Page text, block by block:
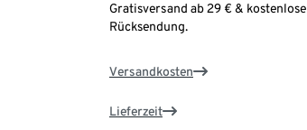
Gratisversand ab 29 € & kostenlose
Rücksendung.
Versandkosten
Lieferzeit